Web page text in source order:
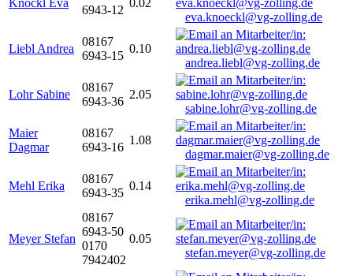
Knöckl Eva
6943-12
0.02
eva.knoeckl@vg-zolling.de
Liebl Andrea
08167
6943-15
0.10
andrea.liebl@vg-zolling.de
Lohr Sabine
08167
6943-36
2.05
sabine.lohr@vg-zolling.de
Maier
Dagmar
08167
6943-16
1.08
dagmar.maier@vg-zolling.de
Mehl Erika
08167
6943-35
0.14
erika.mehl@vg-zolling.de
Meyer Stefan
08167
6943-50
0170
7942402
0.05
stefan.meyer@vg-zolling.de